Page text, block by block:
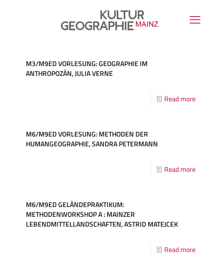
M3/M9ED VORLESUNG: GEOGRAPHIE IM
ANTHROPOZÄN, JULIA VERNE
Read more
M6/M9ED VORLESUNG: METHODEN DER
HUMANGEOGRAPHIE, SANDRA PETERMANN
Read more
M6/M9ED GELÄNDEPRAKTIKUM:
METHODENWORKSHOP A : MAINZER
LEBENDMITTELLANDSCHAFTEN, ASTRID MATEJCEK
Read more